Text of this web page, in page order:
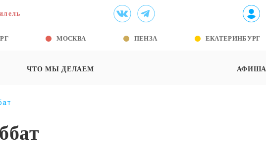
МОСКВА ПЕНЗА ЕКАТЕРИНБУРГ
ЧТО МЫ ДЕЛАЕМ АФИША